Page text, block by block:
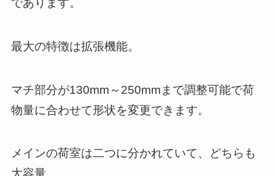
であります。
最大の特徴は拡張機能。
マチ部分が130mm～250mmまで調整可能で荷
物量に合わせて形状を変更できます。
メインの荷室は二つに分かれていて、どちらも
大容量。